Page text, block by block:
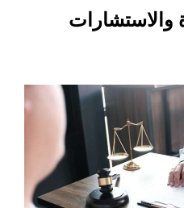
والاستشارات